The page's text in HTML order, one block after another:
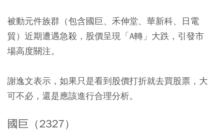
被動元件族群（包含國巨、禾伸堂、華新科、日電
貿）近期遭遇急殺，股價呈現「A轉」大跌，引發市
場高度關注。
謝逸文表示，如果只是看到股價打折就去買股票，大
可不必，還是應該進行合理分析。
國巨（2327）